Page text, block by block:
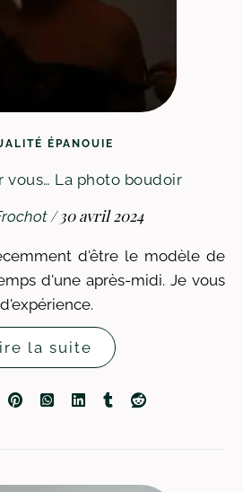
ÉPANOUIE
vous… La photo boudoir
/ 30 avril 2024
d'une après-midi. Je vous
la suite